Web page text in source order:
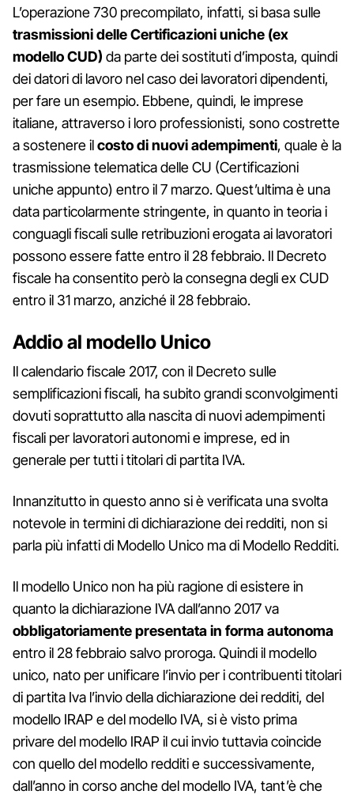
L’operazione 730 precompilato, infatti, si basa sulle
trasmissioni delle Certificazioni uniche (ex
modello CUD) da parte dei sostituti d’imposta, quindi
dei datori di lavoro nel caso dei lavoratori dipendenti,
per fare un esempio. Ebbene, quindi, le imprese
italiane, attraverso i loro professionisti, sono costrette
a sostenere ilcosto di nuovi adempimenti, quale è la
trasmissione telematica delle CU (Certificazioni
uniche appunto) entro il 7 marzo. Quest’ultima è una
data particolarmente stringente, in quanto in teoria i
conguagli fiscali sulle retribuzioni erogata ai lavoratori
possono essere fatte entro il 28 febbraio. Il Decreto
fiscale ha consentito però la consegna degli ex CUD
entro il 31 marzo, anziché il 28 febbraio.
Addio al modello Unico
Il calendario fiscale 2017, con il Decreto sulle
semplificazioni fiscali, ha subito grandi sconvolgimenti
dovuti soprattutto alla nascita di nuovi adempimenti
fiscali per lavoratori autonomi e imprese, ed in
generale per tutti i titolari di partita IVA.
Innanzitutto in questo anno si è verificata una svolta
notevole in termini di dichiarazione dei redditi, non si
parla più infatti di Modello Unico ma di Modello Redditi.
Il modello Unico non ha più ragione di esistere in
quanto la dichiarazione IVA dall’anno 2017 va
obbligatoriamente presentata in forma autonoma
entro il 28 febbraio salvo proroga. Quindi il modello
unico, nato per unificare l’invio per i contribuenti titolari
di partita Iva l’invio della dichiarazione dei redditi, del
modello IRAP e del modello IVA, si è visto prima
privare del modello IRAP il cui invio tuttavia coincide
con quello del modello redditi e successivamente,
dall’anno in corso anche del modello IVA, tant’è che